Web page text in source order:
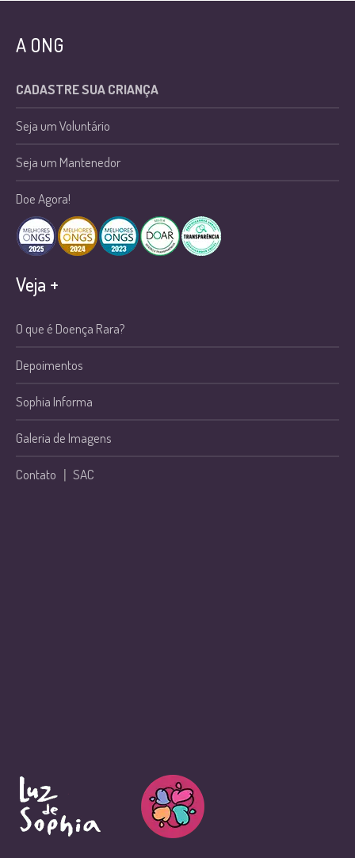
A ONG
CADASTRE SUA CRIANÇA
Seja um Voluntário
Seja um Mantenedor
Doe Agora!
Veja +
O que é Doença Rara?
Depoimentos
Sophia Informa
Galeria de Imagens
Contato |SAC